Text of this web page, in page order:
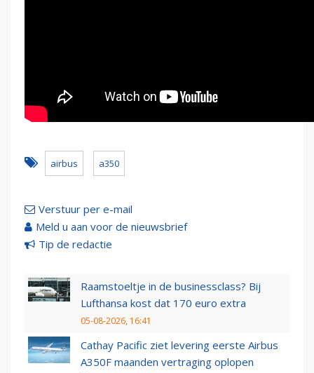
airbus a350
Verstuur per e-mail
Meld u aan voor de nieuwsbrief
Tip de redactie
Raamstoeltje in de businessclass? Bij
Lufthansa kost dat 170 euro extra
05-08-2026, 16:41
Cathay Pacific ziet levering eerste Airbus
A350F maanden vertraging oplopen